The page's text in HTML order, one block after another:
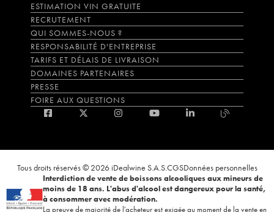
ESTIMATION VIN GRATUITE
RECRUTEMENT
QUI SOMMES-NOUS ?
RESPONSABILITÉ D'ENTREPRISE
TARIFS ET DÉLAIS DE LIVRAISON
DOMAINES PARTENAIRES
PRESSE
FOIRE AUX QUESTIONS
Tous droits réservés © 2026 iDealwine S.A.S.CGSDonnées personnelles
Interdiction de vente de boissons alcooliques aux mineurs de
moins de 18 ans. L'abus d'alcool est dangereux pour la santé,
à consommer avec modération.
La preuve de majorité de l'acheteur est exigée au moment de la vente en